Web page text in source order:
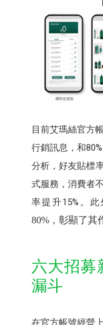
目前艾瑪絲官方
行銷訊息，和
分析，好友貼標
式服務，消費者
率提升15%。此
80%，彰顯了其
六大招
漏斗
在官方帳號經營